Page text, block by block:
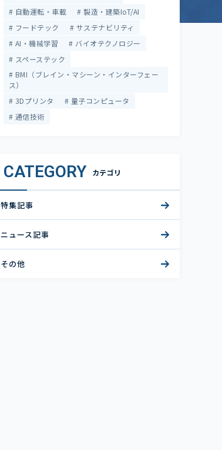
自動運転・車載
製造・建築IoT/AI
フードテック
サステナビリティ
AI・機械学習
バイオテクノロジー
スペーステック
BMI（ブレイン・マシーン・インターフェー
ス）
3Dプリンタ
量子コンピュータ
通信技術
CATEGORY カテゴリ
特集記事
ニュース記事
その他